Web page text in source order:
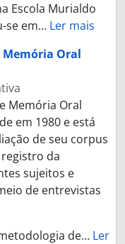
Escola Murialdo
se em… Ler mais
Memória Oral
Memória Oral
em 1980 e está
de seu corpus
da
sujeitos e
de entrevistas
de… Ler